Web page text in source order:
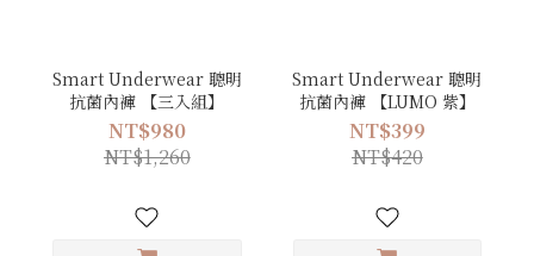
Smart Underwear 聰明
抗菌內褲 【三入組】
NT$980
NT$1,260
Smart Underwear 聰明
抗菌內褲 【LUMO 紫】
NT$399
NT$420